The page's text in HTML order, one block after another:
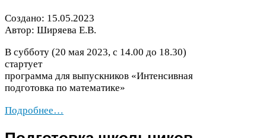
Создано: 15.05.2023
Автор: Ширяева Е.В.
В субботу (20 мая 2023, с 14.00 до 18.30)
стартует
программа для выпускников «Интенсивная
подготовка по математике»
Подробнее…